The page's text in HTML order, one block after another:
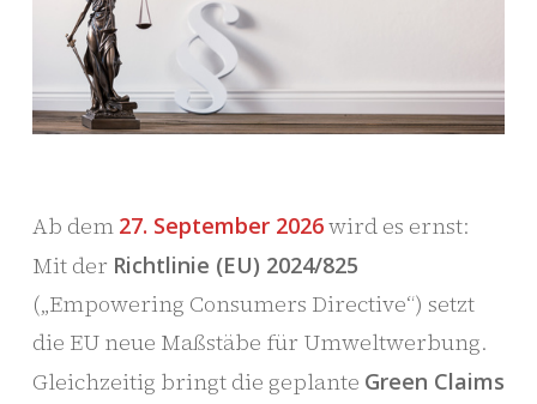
Ab dem 27. September 2026wird es ernst:
Mit der Richtlinie (EU) 2024/825
(„Empowering Consumers Directive“) setzt
die EU neue Maßstäbe für Umweltwerbung.
Gleichzeitig bringt die geplante Green Claims